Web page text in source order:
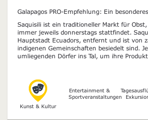
Galapagos PRO-Empfehlung: Ein
Saquisili ist ein traditioneller Markt für
immer jeweils donnerstags stattfindet.
Hauptstadt Ecuadors, entfernt und ist von
indigenen Gemeinschaften besiedelt sind.
umliegenden Dörfer ins Tal, um ihre
Kunst & Kultur
Entertainment &
Sportveranstaltungen